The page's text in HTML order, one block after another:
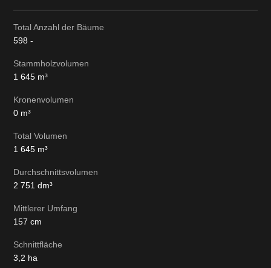
Total Anzahl der Bäume
598 -
Stammholzvolumen
1 645 m³
Kronenvolumen
0 m³
Total Volumen
1 645 m³
Durchschnittsvolumen
2 751 dm³
Mittlerer Umfang
157 cm
Schnittfläche
3,2 ha